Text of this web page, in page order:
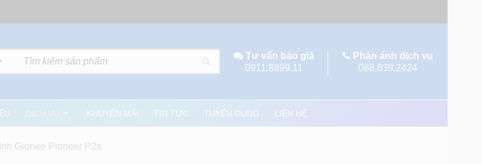
Tư vấn báo giá
0911.8899.11
Phản ánh dịch vụ
088.839.2424
DỊCH VỤ KHUYẾN MÃI TIN TỨC TUYỂN DỤNG LIÊN HỆ
Gionee Pioneer P2s